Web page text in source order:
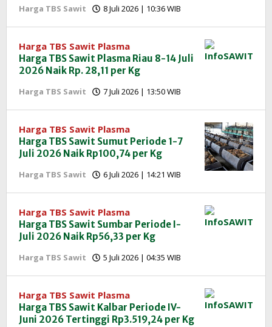
Harga TBS Sawit 8 Juli 2026 | 10:36 WIB
InfoSAWIT
Harga TBS Sawit Plasma
Harga TBS Sawit Plasma Riau 8-14 Juli
2026 Naik Rp. 28,11 per Kg
Harga TBS Sawit 7 Juli 2026 | 13:50 WIB
InfoSAWIT
Harga TBS Sawit Plasma
Harga TBS Sawit Sumut Periode 1-7
Juli 2026 Naik Rp100,74 per Kg
Harga TBS Sawit 6 Juli 2026 | 14:21 WIB
InfoSAWIT
Harga TBS Sawit Plasma
Harga TBS Sawit Sumbar Periode I-
Juli 2026 Naik Rp56,33 per Kg
Harga TBS Sawit 5 Juli 2026 | 04:35 WIB
InfoSAWIT
Harga TBS Sawit Plasma
Harga TBS Sawit Kalbar Periode IV-
Juni 2026 Tertinggi Rp3.519,24 per Kg